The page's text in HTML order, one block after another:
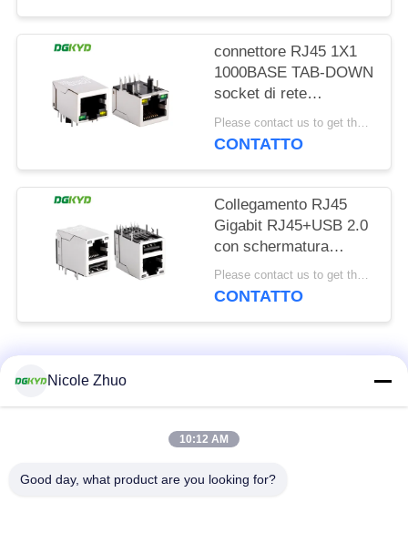
connettore RJ45 1X1
1000BASE TAB-DOWN
socket di rete
connettore Ethernet
interfaccia RJ45
Please contact us to get the latest price. MOQ:1 pezzo
CONTATTO
Collegamento RJ45
Gigabit RJ45+USB 2.0
con schermatura
Please contact us to get the latest price. MOQ:1 pezzo
CONTATTO
Categorie popolari
connettore schermato
Nicole Zhuo
10:12 AM
Good day, what product are you looking for?